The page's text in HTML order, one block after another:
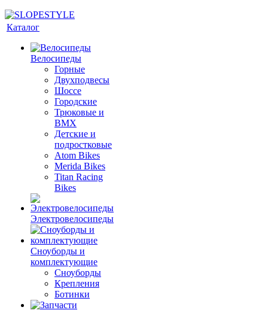
Каталог
Велосипеды
Горные
Двухподвесы
Шоссе
Городские
Трюковые и
BMX
Детские и
подростковые
Atom Bikes
Merida Bikes
Titan Racing
Bikes
Электровелосипеды
Cноуборды и
комплектующие
Сноуборды
Крепления
Ботинки